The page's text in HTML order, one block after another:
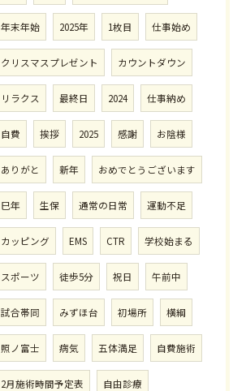
年末年始 2025年 1枚目 仕事始め
クリスマスプレゼント カウントダウン
リラクス 最終日 2024 仕事納め
自費 挨拶 2025 感謝 お陰様
ありがと 新年 おめでとうございます
巳年 生保 通常の日常 運動不足
カッピング EMS CTR 学校始まる
スポーツ 徒歩5分 祝日 午前中
試合帯同 みずほ台 初場所 横綱
照ノ富士 病気 五体満足 自費施術
2月施術時間予定表 自由診療